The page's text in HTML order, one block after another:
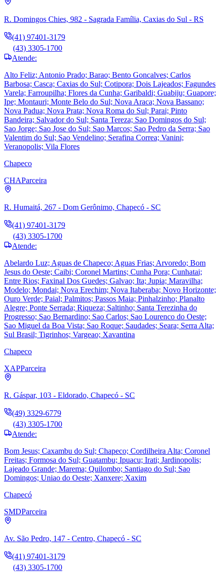
R. Domingos Chies, 982 - Sagrada Família, Caxias do Sul - RS
(41) 97401-3179
(43) 3305-1700
Atende:
Alto Feliz; Antonio Prado; Barao; Bento Goncalves; Carlos
Barbosa; Casca; Caxias do Sul; Cotipora; Dois Lajeados; Fagundes
Varela; Farroupilha; Flores da Cunha; Garibaldi; Guabiju; Guapore;
Ipe; Montauri; Monte Belo do Sul; Nova Araca; Nova Bassano;
Nova Padua; Nova Prata; Nova Roma do Sul; Parai; Pinto
Bandeira; Salvador do Sul; Santa Tereza; Sao Domingos do Sul;
Sao Jorge; Sao Jose do Sul; Sao Marcos; Sao Pedro da Serra; Sao
Valentim do Sul; Sao Vendelino; Serafina Correa; Vanini;
Veranopolis; Vila Flores
Chapeco
CHAParceira
R. Humaitá, 267 - Dom Gerônimo, Chapecó - SC
(41) 97401-3179
(43) 3305-1700
Atende:
Abelardo Luz; Aguas de Chapeco; Aguas Frias; Arvoredo; Bom
Jesus do Oeste; Caibi; Coronel Martins; Cunha Pora; Cunhatai;
Entre Rios; Faxinal Dos Guedes; Galvao; Ita; Jupia; Maravilha;
Modelo; Mondai; Nova Erechim; Nova Itaberaba; Novo Horizonte;
Ouro Verde; Paial; Palmitos; Passos Maia; Pinhalzinho; Planalto
Alegre; Ponte Serrada; Riqueza; Saltinho; Santa Terezinha do
Progresso; Sao Bernardino; Sao Carlos; Sao Lourenco do Oeste;
Sao Miguel da Boa Vista; Sao Roque; Saudades; Seara; Serra Alta;
Sul Brasil; Tigrinhos; Vargeao; Xavantina
Chapeco
XAPParceira
R. Gáspar, 103 - Eldorado, Chapecó - SC
(49) 3329-6779
(43) 3305-1700
Atende:
Bom Jesus; Caxambu do Sul; Chapeco; Cordilheira Alta; Coronel
Freitas; Formosa do Sul; Guatambu; Ipuacu; Irati; Jardinopolis;
Lajeado Grande; Marema; Quilombo; Santiago do Sul; Sao
Domingos; Uniao do Oeste; Xanxere; Xaxim
Chapecó
SMDParceira
Av. São Pedro, 147 - Centro, Chapecó - SC
(41) 97401-3179
(43) 3305-1700